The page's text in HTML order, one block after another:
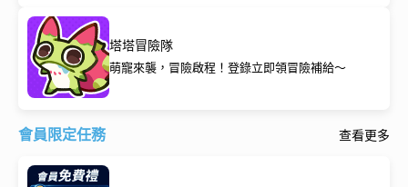
塔塔冒險隊
萌寵來襲，冒險啟程！登錄立即領冒險補給～
會員限定任務 查看更多